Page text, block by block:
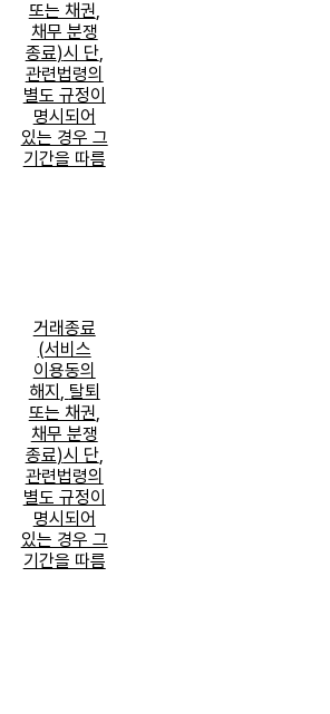
또는 채권,
채무 분쟁
종료)시 단,
관련법령의
별도 규정이
명시되어
있는 경우 그
기간을 따름
거래종료
(서비스
이용동의
해지, 탈퇴
또는 채권,
채무 분쟁
종료)시 단,
관련법령의
별도 규정이
명시되어
있는 경우 그
기간을 따름